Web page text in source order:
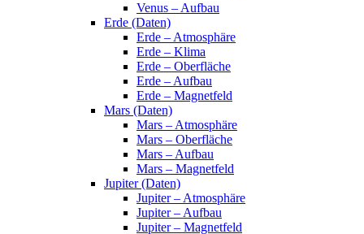
Venus – Aufbau
Erde (Daten)
Erde – Atmosphäre
Erde – Klima
Erde – Oberfläche
Erde – Aufbau
Erde – Magnetfeld
Mars (Daten)
Mars – Atmosphäre
Mars – Oberfläche
Mars – Aufbau
Mars – Magnetfeld
Jupiter (Daten)
Jupiter – Atmosphäre
Jupiter – Aufbau
Jupiter – Magnetfeld